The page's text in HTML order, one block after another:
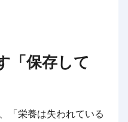
「保存して
「栄養は失われている